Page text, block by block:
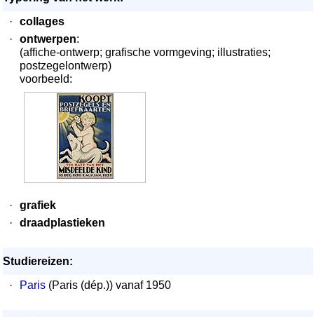
·
collages
·
ontwerpen:
(affiche-ontwerp; grafische vormgeving; illustraties;
postzegelontwerp)
voorbeeld:
·
grafiek
·
draadplastieken
Studiereizen:
·
Paris (Paris (dép.)) vanaf 1950